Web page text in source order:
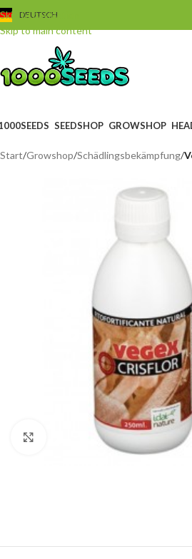
Skip to navigation
Skip to main content
DEUTSCH
SEEDSHOP GROWSHOP
Start/Growshop/Schädlingsbekämpfung/
Click to enlarge